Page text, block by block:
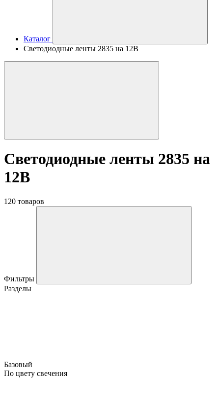
Каталог
Светодиодные ленты 2835 на 12В
Светодиодные ленты 2835 на
12В
120 товаров
Фильтры
Разделы
Базовый
По цвету свечения